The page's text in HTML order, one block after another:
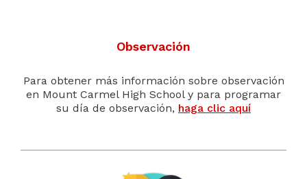
Observación
Para obtener más información sobre observación
en Mount Carmel High School y para programar
su día de observación, haga clic aquí